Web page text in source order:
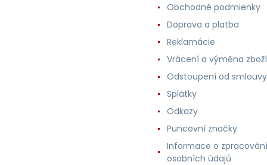
Obchodné podmienky
Doprava a platba
Reklamácie
Vrácení a výměna zboží
Odstoupení od smlouvy
Splátky
Odkazy
Puncovní značky
Informace o zpracování
osobních údajů